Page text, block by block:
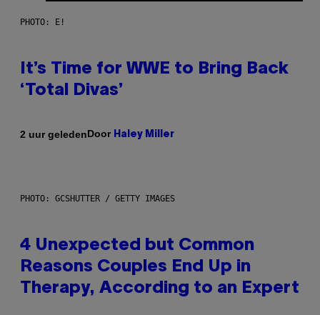
PHOTO: E!
It’s Time for WWE to Bring Back
‘Total Divas’
2 uur geledenDoor Haley Miller
PHOTO: GCSHUTTER / GETTY IMAGES
4 Unexpected but Common
Reasons Couples End Up in
Therapy, According to an Expert